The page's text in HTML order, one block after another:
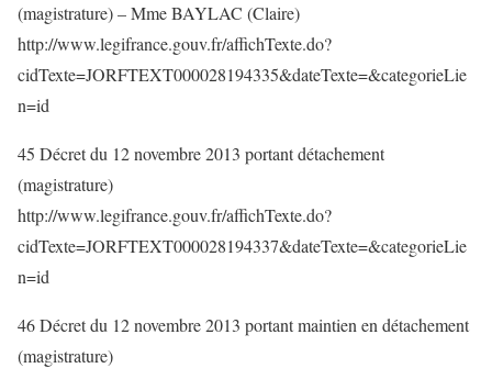
(magistrature) – Mme BAYLAC (Claire)
http://www.legifrance.gouv.fr/affichTexte.do?
cidTexte=JORFTEXT000028194335&dateTexte=&categorieLie
n=id
45 Décret du 12 novembre 2013 portant détachement
(magistrature)
http://www.legifrance.gouv.fr/affichTexte.do?
cidTexte=JORFTEXT000028194337&dateTexte=&categorieLie
n=id
46 Décret du 12 novembre 2013 portant maintien en détachement
(magistrature)